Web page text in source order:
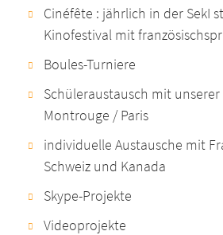
Cinéfête : jährlich in der SekI
Kinofestival mit
Boules-Turniere
Schüleraustausch mit
Montrouge / Paris
individuelle Austausche mit
Schweiz und Kanada
Skype-Projekte
Videoprojekte